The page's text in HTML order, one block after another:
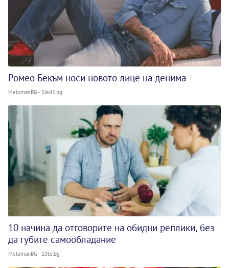
Ромео Бекъм носи новото лице на денима
MelomanBG - Sled5.bg
10 начина да отговорите на обидни реплики, без
да губите самообладание
MelomanBG - 10te.bg